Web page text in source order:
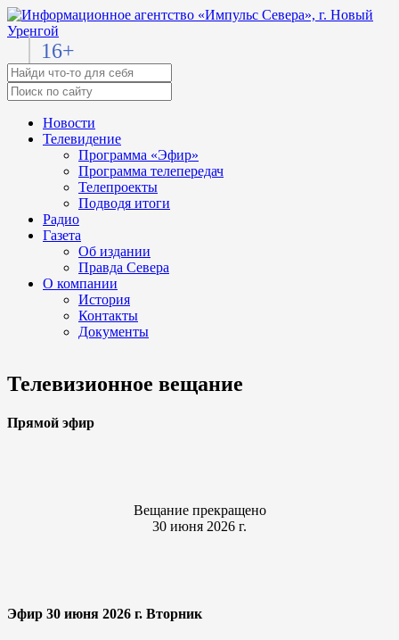
16+
Новости
Телевидение
Программа «Эфир»
Программа телепередач
Телепроекты
Подводя итоги
Радио
Газета
Об издании
Правда Севера
О компании
История
Контакты
Документы
Телевизионное вещание
Прямой эфир
Вещание прекращено
30 июня 2026 г.
Эфир 30 июня 2026 г. Вторник